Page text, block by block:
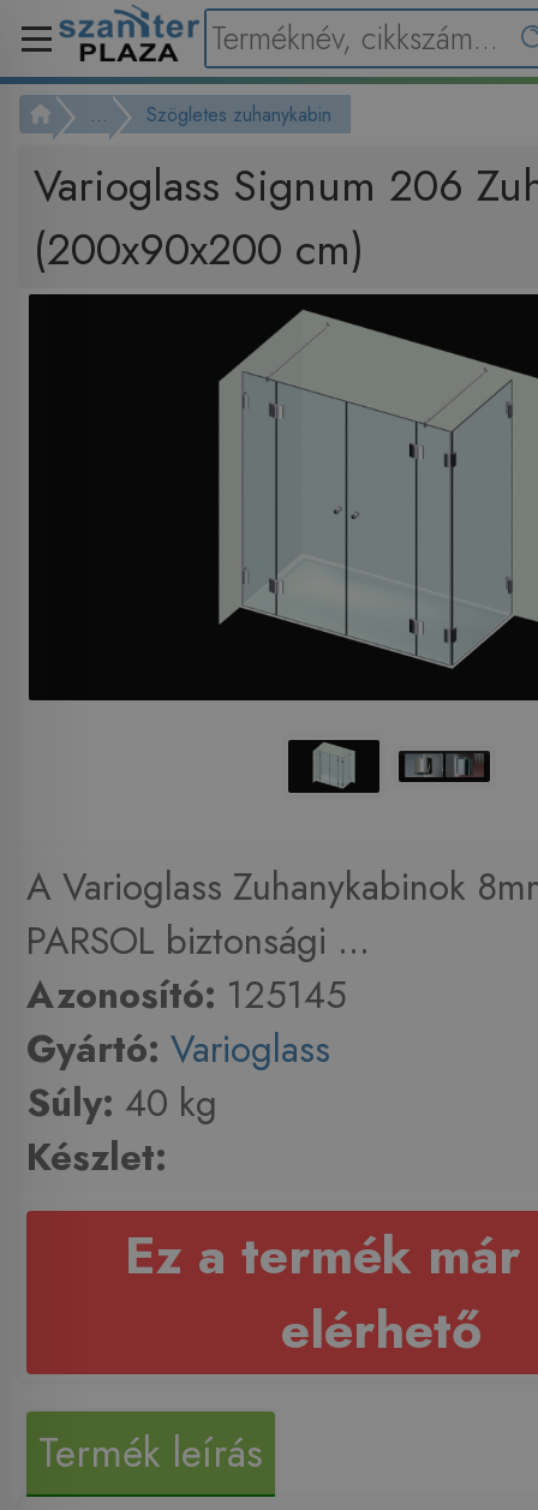
... Szögletes zuhanykabin
Varioglass Signum 206
(200x90x200 cm)
A Varioglass Zuhanykabinok
PARSOL biztonsági ...
Azonosító: 125145
Gyártó: Varioglass
Súly: 40 kg
Készlet:
Ez a termék már
elérhető
Termék leírás